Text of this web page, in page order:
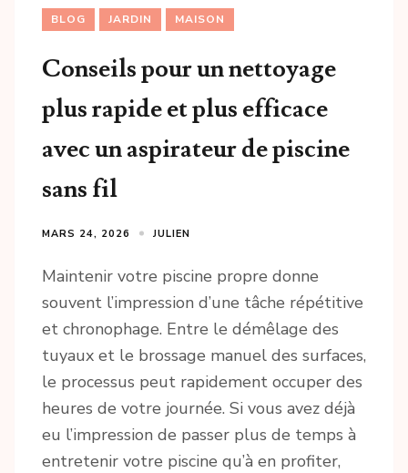
BLOG JARDIN MAISON
Conseils pour un nettoyage
plus rapide et plus efficace
avec un aspirateur de piscine
sans fil
MARS 24, 2026 JULIEN
Maintenir votre piscine propre donne
souvent l’impression d’une tâche répétitive
et chronophage. Entre le démêlage des
tuyaux et le brossage manuel des surfaces,
le processus peut rapidement occuper des
heures de votre journée. Si vous avez déjà
eu l’impression de passer plus de temps à
entretenir votre piscine qu’à en profiter,